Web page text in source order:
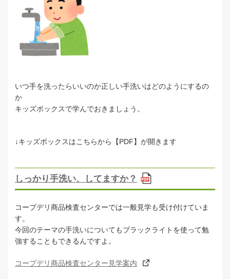
いつ手を洗ったらいいのか正しい手洗いはどのようにするの
か
キッズボックスで学んでおきましょう。
↓キッズボックスはこちらから【PDF】が開きます
しっかり手洗い、してますか？
コープデリ商品検査センターでは一般見学も受け付けていま
す。
今回のテーマの手洗いについてもブラックライトを使って勉
強することもできるんですよ。
コープデリ商品検査センター見学案内